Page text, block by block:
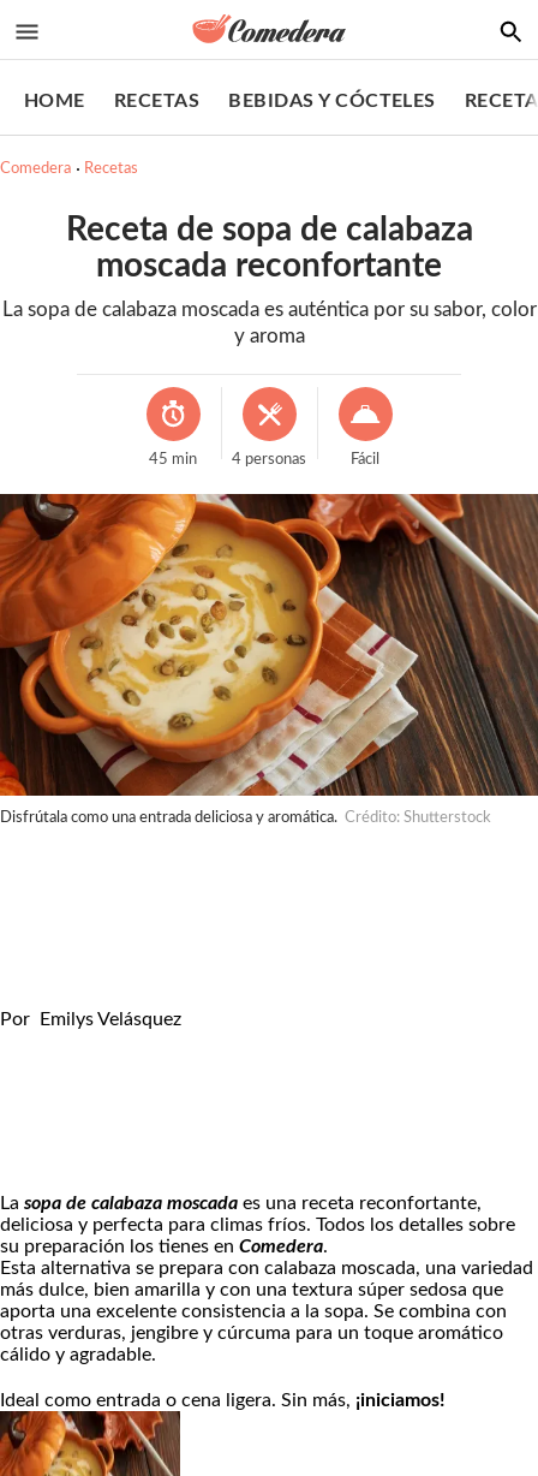
HOME RECETAS BEBIDAS Y CÓCTELES
Comedera Recetas
Receta de sopa de calabaza
moscada reconfortante
La sopa de calabaza moscada es auténtica por su sabor, color
y aroma
45 min 4 personas Fácil
Disfrútala como una entrada deliciosa y aromática. Crédito: Shutterstock
Por Emilys Velásquez
La sopa de calabaza moscada es una receta reconfortante,
deliciosa y perfecta para climas fríos. Todos los detalles sobre
su preparación los tienes en Comedera.
Esta alternativa se prepara con calabaza moscada, una variedad
más dulce, bien amarilla y con una textura súper sedosa que
aporta una excelente consistencia a la sopa. Se combina con
otras verduras, jengibre y cúrcuma para un toque aromático
cálido y agradable.
Ideal como entrada o cena ligera. Sin más, ¡iniciamos!